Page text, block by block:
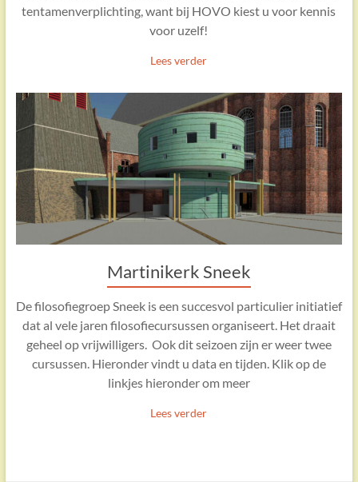
tentamenverplichting, want bij HOVO kiest u voor kennis
voor uzelf!
Lees verder
Martinikerk Sneek
De filosofiegroep Sneek is een succesvol particulier initiatief
dat al vele jaren filosofiecursussen organiseert. Het draait
geheel op vrijwilligers. Ook dit seizoen zijn er weer twee
cursussen. Hieronder vindt u data en tijden. Klik op de
linkjes hieronder om meer
Lees verder